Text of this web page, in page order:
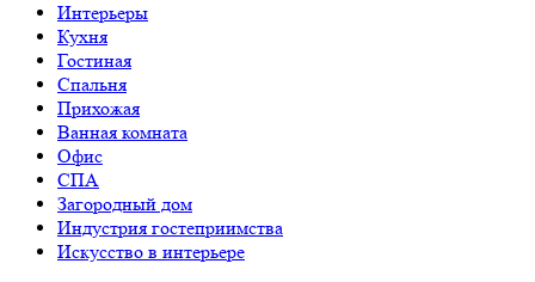
Интерьеры
Кухня
Гостиная
Спальня
Прихожая
Ванная комната
Офис
СПА
Загородный дом
Индустрия гостеприимства
Искусство в интерьере